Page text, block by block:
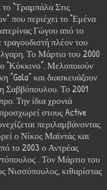
“Τραμπάλα Στις
που περιέχει το “Εμένα
Γώγου από το
τραγουδιστή πλέον του
Το Μάρτιο του 2000
“Κόκκινο”. Μελοποιούν
και διασκευάζουν
Σαββόπουλου. Το 2001
Την ίδια χρονιά
στους Active
περιλαμβάνοντας
ο Νίκος Μαϊντάς και
το 2003 ο Αντρέας
. Τον Μάρτιο του
Νισσόπουλος, κιθαρίστας